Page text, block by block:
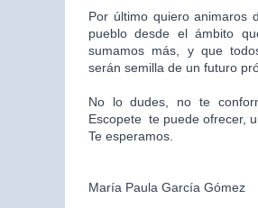
Por último quiero animaros
pueblo desde el ámbito
sumamos más, y que
serán semilla de un futuro
No lo dudes, no te
Escopete te puede ofrecer,
Te esperamos.
María Paula García Gómez